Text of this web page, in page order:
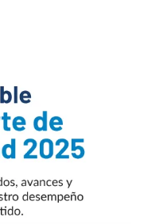
Difundiendo: